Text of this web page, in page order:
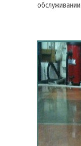
обслуживании.